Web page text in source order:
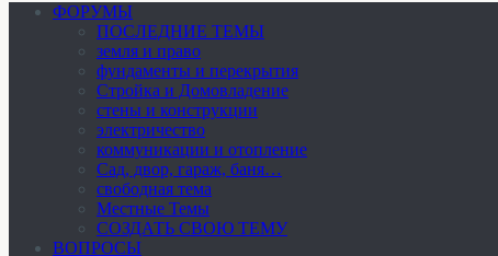
ФОРУМЫ
ПОСЛЕДНИЕ ТЕМЫ
земля и право
фундаменты и перекрытия
Стройка и Домовладение
стены и конструкции
электричество
коммуникации и отопление
Cад, двор, гараж, баня…
свободная тема
Местные Темы
СОЗДАТЬ СВОЮ ТЕМУ
ВОПРОСЫ